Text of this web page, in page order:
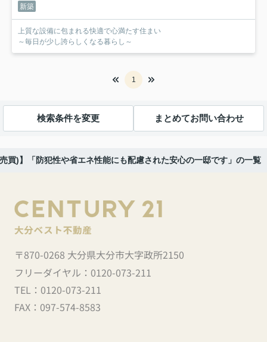
新築
上質な設備に包まれる快適で心満たす住まい
～毎日が少し誇らしくなる暮らし～
1
検索条件を変更 まとめてお問い合わせ
買)】「防犯性や省エネ性能にも配慮された安心の一邸です」の一覧
〒870-0268 大分県大分市大字政所2150
フリーダイヤル： 0120-073-211
TEL： 0120-073-211
FAX： 097-574-8583